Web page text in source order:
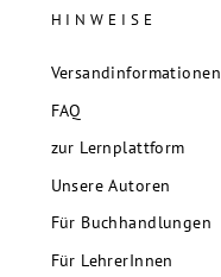
HINWEISE
Versandinformationen
FAQ
zur Lernplattform
Unsere Autoren
Für Buchhandlungen
Für LehrerInnen